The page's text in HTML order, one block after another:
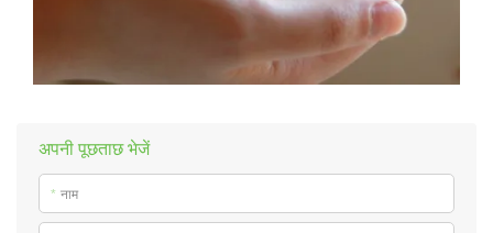
अपनी पूछताछ भेजें
* नाम